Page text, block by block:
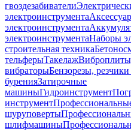
гвоздезабиватели
электроинструмента
электроинструмента
электроинструментаНаборы
строительная техника
тельферыТакелаж
вибраторыБензорезы,
буренияЗатирочные
машиныГидроинструмент
инструмент
шуруповерты
шлифмашины